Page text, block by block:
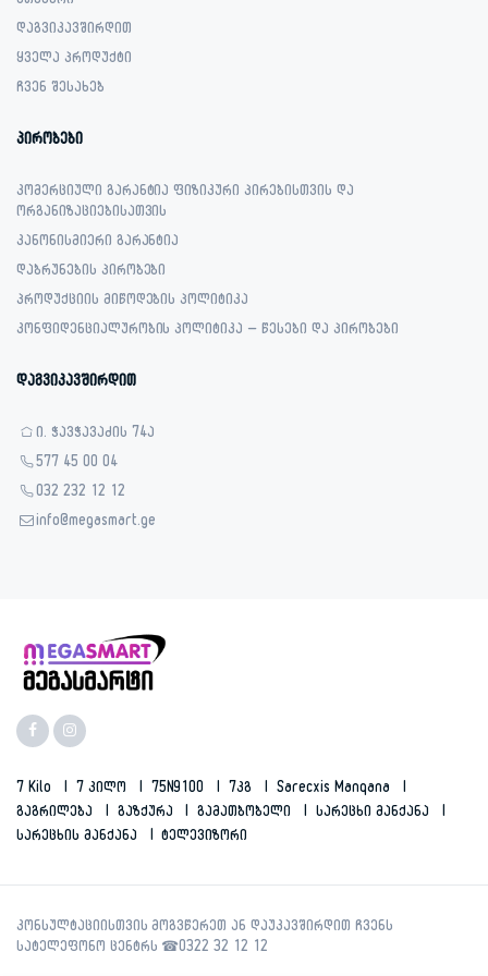
დაგვიკავშირდით
ყველა პროდუქტი
ჩვენ შესახებ
პირობები
კომერციული გარანტია ფიზიკური პირებისთვის და
ორგანიზაციებისათვის
კანონისმიერი გარანტია
დაბრუნების პირობები
პროდუქციის მიწოდების პოლიტიკა
კონფიდენციალურობის პოლიტიკა – წესები და პირობები
დაგვიკავშირდით
ი. ჭავჭავაძის 74ა
577 45 00 04
032 232 12 12
info@megasmart.ge
7 Kilo 7 Კილო 75N9100 7კგ
Sarecxis Manqana
Გაგრილება
Გაზქურა Გამათბობელი
Სარეცხი Მანქანა
Სარეცხის Მანქანა
Ტელევიზორი